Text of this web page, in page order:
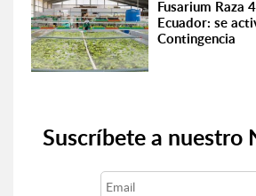
Fusarium Raza
Ecuador: se
Contingencia
Suscríbete a nuestro